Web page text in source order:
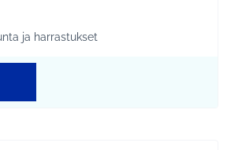
mukaan: Riihikallio
teeman mukaan: Liikunta ja
ja harrastukset